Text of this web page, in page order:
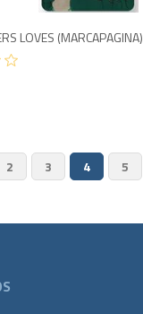
LOVES (MARCAPAGINA)
2 3 4 5